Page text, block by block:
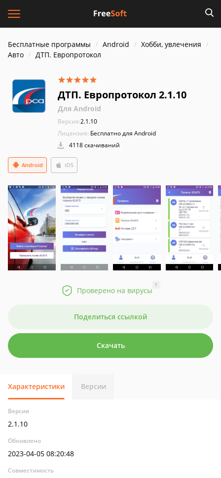
Бесплатные программы Android
Хобби, увлечения
Авто
ДТП. Европротокол
ДТП. Европротокол 2.1.10
Для Android
Версия:2.1.10
Лицензия: Бесплатно для Android
4118 скачиваний
Android iOS
Проверено на вирусы
?
Поделиться ссылкой
Скачать
Характеристики Версии
Версия
2.1.10
Обновлено
2023-04-05 08:20:48
Совместимость